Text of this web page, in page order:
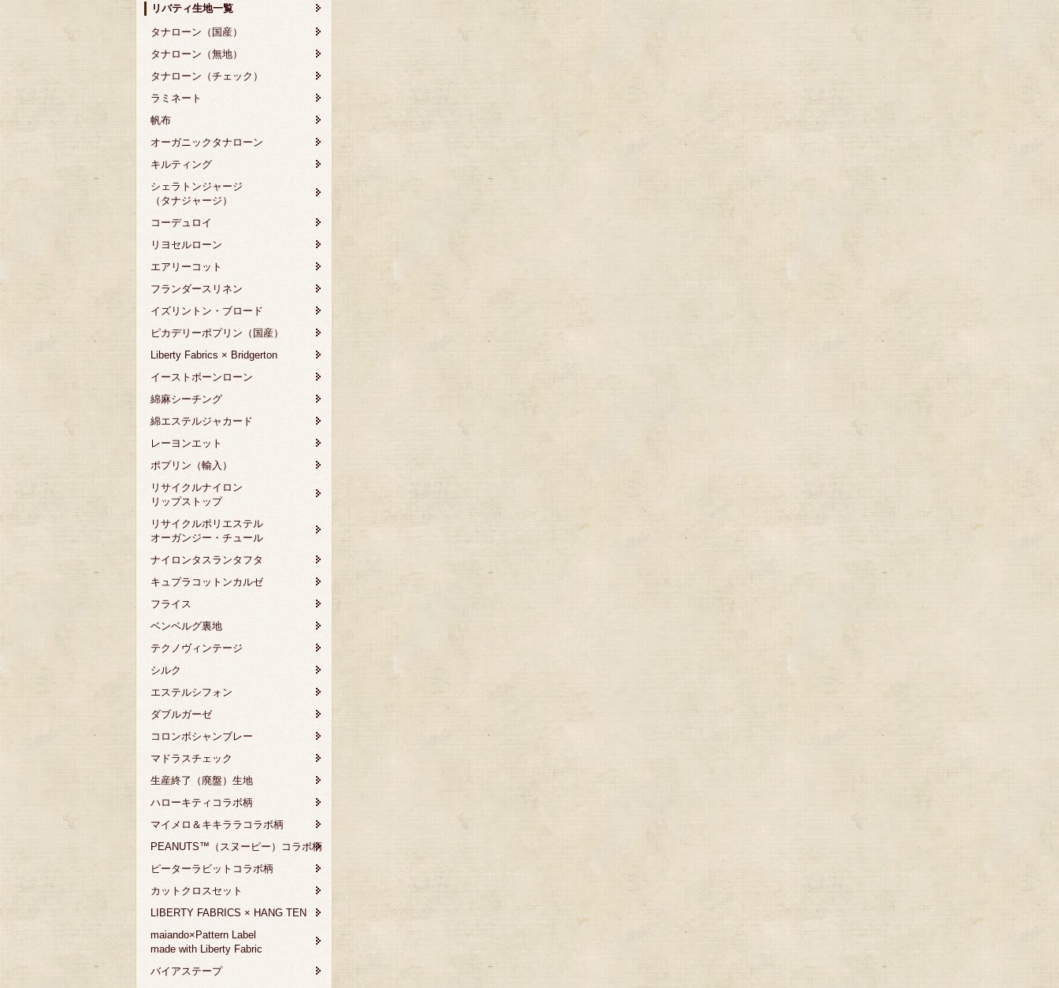
リバティ生地一覧
タナローン（国産）
タナローン（無地）
タナローン（チェック）
ラミネート
帆布
オーガニックタナローン
キルティング
シェラトンジャージ
（タナジャージ）
コーデュロイ
リヨセルローン
エアリーコット
フランダースリネン
イズリントン・ブロード
ピカデリーポプリン（国産）
Liberty Fabrics × Bridgerton
イーストボーンローン
綿麻シーチング
綿エステルジャカード
レーヨンエット
ポプリン（輸入）
リサイクルナイロン
リップストップ
リサイクルポリエステル
オーガンジー・チュール
ナイロンタスランタフタ
キュプラコットンカルゼ
フライス
ベンベルグ裏地
テクノヴィンテージ
シルク
エステルシフォン
ダブルガーゼ
コロンボシャンブレー
マドラスチェック
生産終了（廃盤）生地
ハローキティコラボ柄
マイメロ＆キキララコラボ柄
PEANUTS™（スヌーピー）コラボ柄
ピーターラビットコラボ柄
カットクロスセット
LIBERTY FABRICS × HANG TEN
maiando×Pattern Label
made with Liberty Fabric
バイアステープ